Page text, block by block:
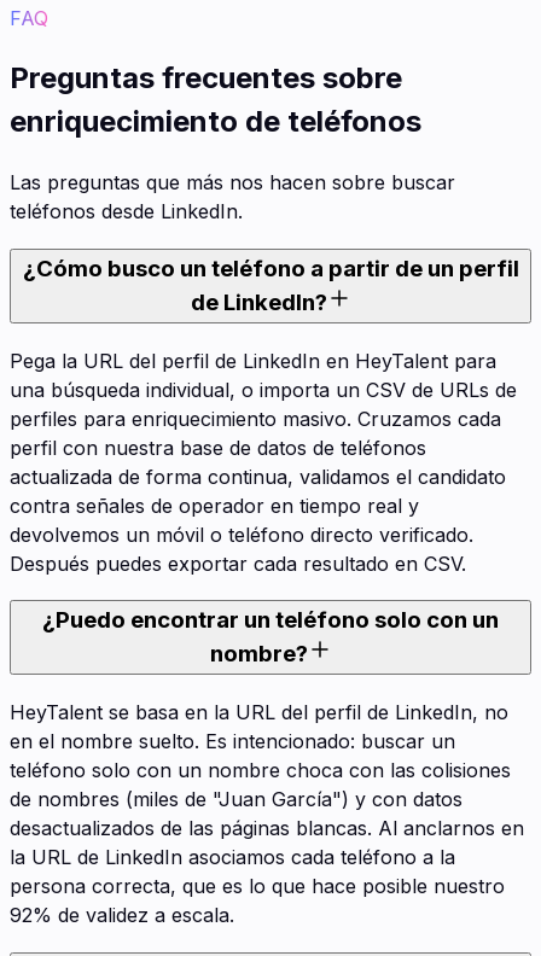
FAQ
Preguntas frecuentes sobre
enriquecimiento de teléfonos
Las preguntas que más nos hacen sobre buscar
teléfonos desde LinkedIn.
¿Cómo busco un teléfono a partir de un perfil
de LinkedIn?
Pega la URL del perfil de LinkedIn en HeyTalent para
una búsqueda individual, o importa un CSV de URLs de
perfiles para enriquecimiento masivo. Cruzamos cada
perfil con nuestra base de datos de teléfonos
actualizada de forma continua, validamos el candidato
contra señales de operador en tiempo real y
devolvemos un móvil o teléfono directo verificado.
Después puedes exportar cada resultado en CSV.
¿Puedo encontrar un teléfono solo con un
nombre?
HeyTalent se basa en la URL del perfil de LinkedIn, no
en el nombre suelto. Es intencionado: buscar un
teléfono solo con un nombre choca con las colisiones
de nombres (miles de "Juan García") y con datos
desactualizados de las páginas blancas. Al anclarnos en
la URL de LinkedIn asociamos cada teléfono a la
persona correcta, que es lo que hace posible nuestro
92% de validez a escala.